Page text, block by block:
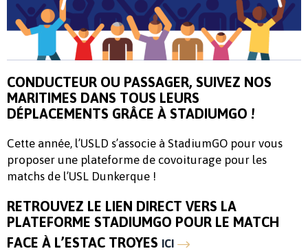
CONDUCTEUR OU PASSAGER, SUIVEZ NOS
MARITIMES DANS TOUS LEURS
DÉPLACEMENTS GRÂCE À STADIUMGO !
Cette année, l’USLD s’associe à StadiumGO pour vous
proposer une plateforme de covoiturage pour les
matchs de l’USL Dunkerque !
RETROUVEZ LE LIEN DIRECT VERS LA
PLATEFORME STADIUMGO POUR LE MATCH
FACE À L’ESTAC TROYES ICI